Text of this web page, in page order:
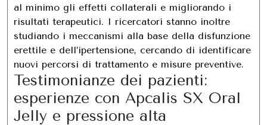
al minimo gli effetti collaterali e migliorando i
risultati terapeutici. I ricercatori stanno inoltre
studiando i meccanismi alla base della disfunzione
erettile e dell’ipertensione, cercando di identificare
nuovi percorsi di trattamento e misure preventive.
Testimonianze dei pazienti:
esperienze con Apcalis SX Oral
Jelly e pressione alta